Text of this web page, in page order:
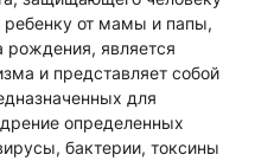
ребенку от мамы и папы,
рождения, является
и представляет собой
для
определенных
бактерии, токсины